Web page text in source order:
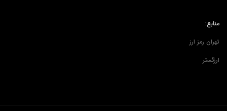
منابع:
تهران رمز ارز
ارزگستر